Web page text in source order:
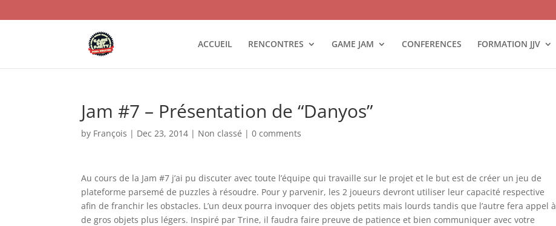
ACCUEIL RENCONTRES GAME JAM CONFERENCES FORMATION JJV
Jam #7 – Présentation de “Danyos”
by François | Dec 23, 2014 | Non classé |0 comments
Au cours de la Jam #7 j’ai pu discuter avec toute l’équipe qui travaille sur le projet et le but est de créer un jeu de
plateforme parsemé de puzzles à résoudre. Pour y parvenir, les 2 joueurs devront utiliser leur capacité respective
afin de franchir les obstacles. L’un deux pourra invoquer des objets petits mais lourds tandis que l’autre fera appel à
de gros objets plus légers. Inspiré par Trine, il faudra faire preuve de patience et bien communiquer avec votre